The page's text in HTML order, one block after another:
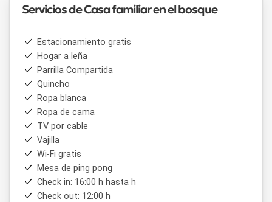
matrimonial)
Servicios de Casa familiar en el bosque
Estacionamiento gratis
Hogar a leña
Parrilla Compartida
Quincho
Ropa blanca
Ropa de cama
TV por cable
Vajilla
Wi-Fi gratis
Mesa de ping pong
Check in: 16:00 h hasta h
Check out: 12:00 h